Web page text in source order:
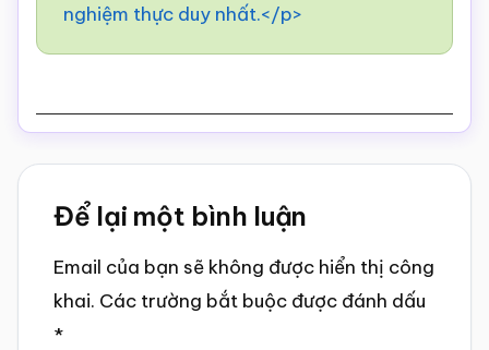
nghiệm thực duy nhất.</p>
Reader
Interactions
Để lại một bình luận
Email của bạn sẽ không được hiển thị công
khai. Các trường bắt buộc được đánh dấu
*